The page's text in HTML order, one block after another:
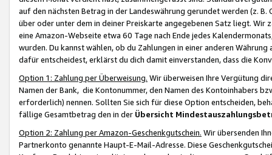
auf den nächsten Betrag in der Landeswährung gerundet werden (z.
über oder unter dem in deiner Preiskarte angegebenen Satz liegt.
eine Amazon-Webseite etwa 60 Tage nach Ende jedes
wurden. Du kannst wählen, ob du Zahlungen in einer anderen
dafür entscheidest, erklärst du dich damit einverstanden, dass die
Option 1: Zahlung per Überweisung. Wir überweisen Ihre Vergütung
Namen der Bank, die Kontonummer, den Namen des Kontoinhabers
erforderlich) nennen. Sollten Sie sich für diese Option entscheiden,
fällige Gesamtbetrag den in der Übersicht
Option 2: Zahlung per Amazon-Geschenkgutschein. Wir übersenden
Partnerkonto genannte Haupt-E-Mail-Adresse. Diese